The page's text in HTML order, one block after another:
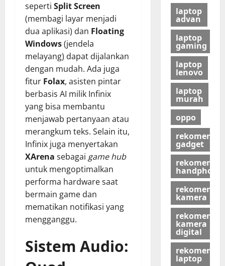
seperti Split Screen
(membagi layar menjadi
dua aplikasi) dan Floating
Windows(jendela
melayang) dapat dijalankan
dengan mudah. Ada juga
fitur Folax, asisten pintar
berbasis AI milik Infinix
yang bisa membantu
menjawab pertanyaan atau
merangkum teks. Selain itu,
Infinix juga menyertakan
XArena sebagai game hub
untuk mengoptimalkan
performa hardware saat
bermain game dan
mematikan notifikasi yang
mengganggu.
Sistem Audio:
laptop
advan
laptop
gaming
laptop
lenovo
laptop
murah
oppo
gadget
handphone
kamera
kamera
digital
laptop